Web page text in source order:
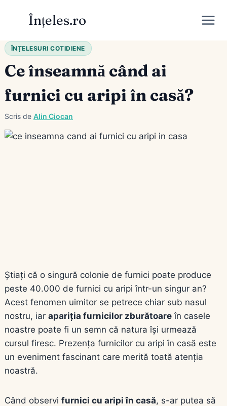
Înțeles.ro
ÎNȚELESURI COTIDIENE
Ce înseamnă când ai
furnici cu aripi în casă?
Scris de Alin Ciocan
Știați că o singură colonie de furnici poate produce
peste 40.000 de furnici cu aripi într-un singur an?
Acest fenomen uimitor se petrece chiar sub nasul
nostru, iar apariția furnicilor zburătoare în casele
noastre poate fi un semn că natura își urmează
cursul firesc. Prezența furnicilor cu aripi în casă este
un eveniment fascinant care merită toată atenția
noastră.
Când observi furnici cu aripi în casă, s-ar putea să